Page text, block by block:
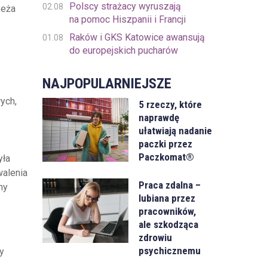
02.08
Polscy strażacy wyruszają
na pomoc Hiszpanii i Francji
01.08
Raków i GKS Katowice awansują
do europejskich pucharów
NAJPOPULARNIEJSZE
5 rzeczy, które
naprawdę
ułatwiają nadanie
paczki przez
Paczkomat®
Praca zdalna –
lubiana przez
pracowników,
ale szkodząca
zdrowiu
psychicznemu